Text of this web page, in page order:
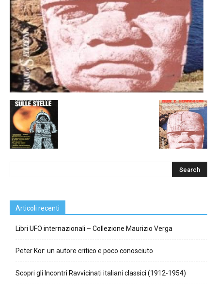
Articoli recenti
Libri UFO internazionali – Collezione Maurizio Verga
Peter Kor: un autore critico e poco conosciuto
Scopri gli Incontri Ravvicinati italiani classici (1912-1954)